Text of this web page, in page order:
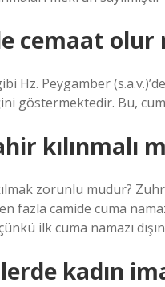
cemaat olur
Hz. Peygamber
göstermektedir. Bu,
kılınmalı
zorunlu mudur?
fazla camide cuma
ilk cuma namazı
kadın